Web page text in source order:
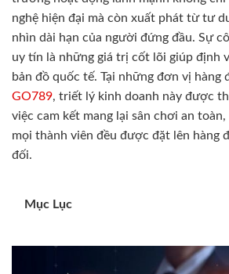
nghệ hiện đại mà còn xuất phát từ tư
nhìn dài hạn của người đứng đầu. Sự
uy tín là những giá trị cốt lõi giúp định
bản đồ quốc tế. Tại những đơn vị hàng
GO789, triết lý kinh doanh này được
việc cam kết mang lại sân chơi an
mọi thành viên đều được đặt lên hàng
đối.
Mục Lục